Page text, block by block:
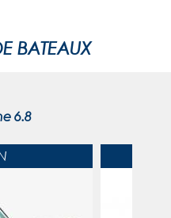
BATEAUX
6.8